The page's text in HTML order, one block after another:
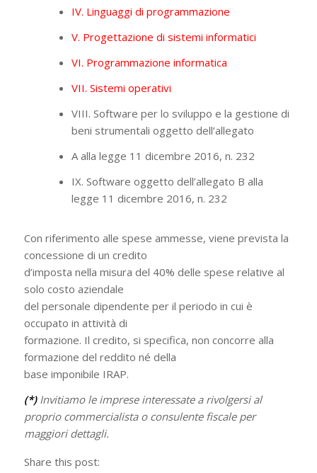
IV. Linguaggi di programmazione
V. Progettazione di sistemi informatici
VI. Programmazione informatica
VII. Sistemi operativi
VIII. Software per lo sviluppo e la gestione di
beni strumentali oggetto dell’allegato
A alla legge 11 dicembre 2016, n. 232
IX. Software oggetto dell’allegato B alla
legge 11 dicembre 2016, n. 232
Con riferimento alle spese ammesse, viene prevista la
concessione di un credito
d’imposta nella misura del 40% delle spese relative al
solo costo aziendale
del personale dipendente per il periodo in cui è
occupato in attività di
formazione. Il credito, si specifica, non concorre alla
formazione del reddito né della
base imponibile IRAP.
(*)Invitiamo le imprese interessate a rivolgersi al
proprio commercialista o consulente fiscale per
maggiori dettagli.
Share this post: